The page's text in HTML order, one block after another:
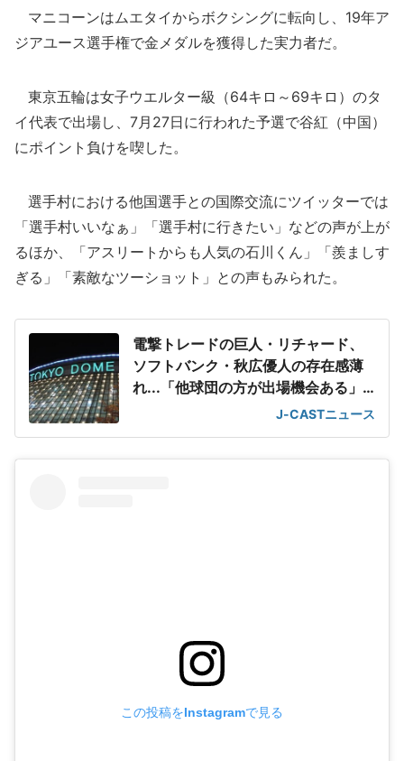
マニコーンはムエタイからボクシングに転向し、19年ア
ジアユース選手権で金メダルを獲得した実力者だ。
東京五輪は女子ウエルター級（64キロ～69キロ）のタ
イ代表で出場し、7月27日に行われた予選で谷紅（中国）
にポイント負けを喫した。
選手村における他国選手との国際交流にツイッターでは
「選手村いいなぁ」「選手村に行きたい」などの声が上が
るほか、「アスリートからも人気の石川くん」「羨ましす
ぎる」「素敵なツーショット」との声もみられた。
電撃トレードの巨人・リチャード、
ソフトバンク・秋広優人の存在感薄
れ...「他球団の方が出場機会ある」
J-CASTニュース
この投稿をInstagramで見る